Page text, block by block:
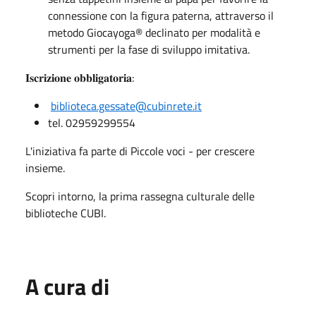
connessione con la figura paterna, attraverso il
metodo Giocayoga® declinato per modalità e
strumenti per la fase di sviluppo imitativa.
𝐈𝐬𝐜𝐫𝐢𝐳𝐢𝐨𝐧𝐞 𝐨𝐛𝐛𝐥𝐢𝐠𝐚𝐭𝐨𝐫𝐢𝐚:
biblioteca.gessate@cubinrete.it
tel. 02959299554
L'iniziativa fa parte di Piccole voci - per crescere
insieme.
Scopri intorno, la prima rassegna culturale delle
biblioteche CUBI.
A cura di